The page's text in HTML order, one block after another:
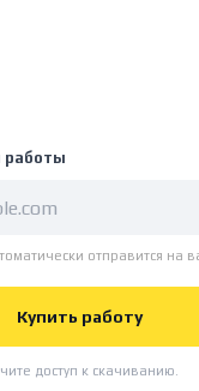
работы
отправится на
Купить работу
доступ к скачиванию.